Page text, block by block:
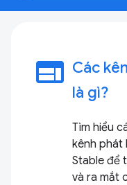
web Các
là gì?
Tìm hiểu
kênh phát
Stable để
và ra mắt